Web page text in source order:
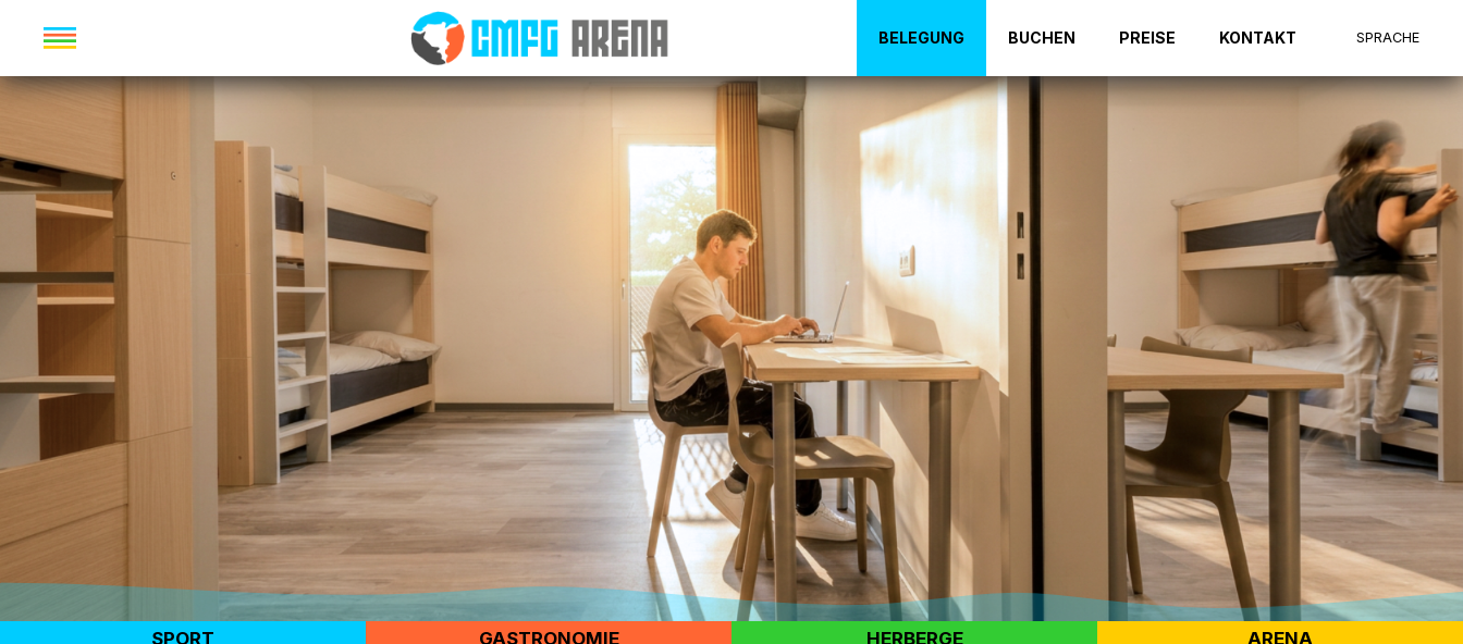
BELEGUNG BUCHEN PREISE KONTAKT SPRACHE
SPORT GASTRONOMIE HERBERGE ARENA